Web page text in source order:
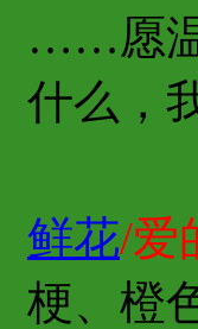
……愿温
什么，
鲜花/爱
梗、橙